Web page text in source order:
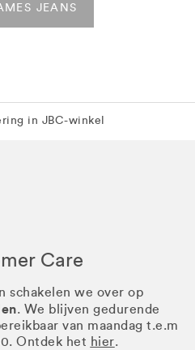
JEANS
pakket
in JBC-winkel
Care
schakelen we over op
. We blijven gedurende
van maandag t.e.m
Ontdek het hier.